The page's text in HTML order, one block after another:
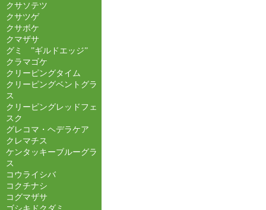
クサソテツ
クサツゲ
クサボケ
クマザサ
グミ ”ギルドエッジ”
クラマゴケ
クリーピングタイム
クリーピングベントグラ
ス
クリーピングレッドフェ
スク
グレコマ・ヘデラケア
クレマチス
ケンタッキーブルーグラ
ス
コウライシバ
コクチナシ
コグマザサ